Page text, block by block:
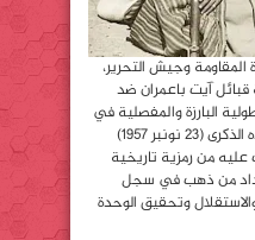
وجيش التحرير،
الـ68 لانتفاضة قبائل آيت باعمران ضد
البارزة والمفصلية في
مسار الكفاح الوطني. وبصمت هذه الذكرى (23 نونبر 1957)
من رمزية تاريخية
من ذهب في سجل
وتحقيق الوحدة